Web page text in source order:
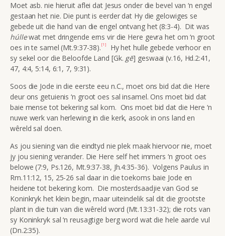
Moet asb. nie hieruit aflei dat Jesus onder die bevel van ‘n engel
gestaan het nie. Die punt is eerder dat Hy die gelowiges se
gebede uit die hand van die engel ontvang het (8:3-4). Dit was
húllewat met dringende erns vir die Here gevra het om ‘n groot
oes in te samel (Mt.9:37-38). [1]
Hy het hulle gebede verhoor en
sy sekel oor die Beloofde Land [Gk. gē] geswaai (v.16, Hd.2:41,
47, 4:4, 5:14, 6:1, 7, 9:31).
Soos die Jode in die eerste eeu n.C., moet ons bid dat die Here
deur ons getuienis ‘n groot oes sal insamel. Ons moet bid dat
baie mense tot bekering sal kom. Ons moet bid dat die Here ‘n
nuwe werk van herlewing in die kerk, asook in ons land en
wêreld sal doen.
As jou siening van die eindtyd nie plek maak hiervoor nie, moet
jy jou siening verander. Die Here self het immers ‘n groot oes
belowe (7:9, Ps.126, Mt.9:37-38, Jh.4:35-36). Volgens Paulus in
Rm.11:12, 15, 25-26 sal daar in die toekoms baie Jode en
heidene tot bekering kom. Die mosterdsaadjie van God se
Koninkryk het klein begin, maar uiteindelik sal dit die grootste
plant in die tuin van die wêreld word (Mt.13:31-32); die rots van
sy Koninkryk sal ‘n reusagtige berg word wat die hele aarde vul
(Dn.2:35).